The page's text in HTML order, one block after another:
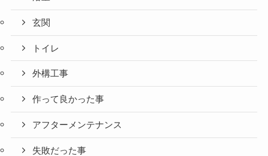
玄関
トイレ
外構工事
作って良かった事
アフターメンテナンス
失敗だった事